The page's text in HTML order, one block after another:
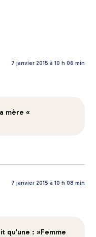
7 janvier 2015 à 10 h 06 min
mère «
7 janvier 2015 à 10 h 08 min
qu’une : »Femme